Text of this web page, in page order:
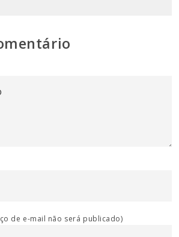
de e-mail não será publicado)